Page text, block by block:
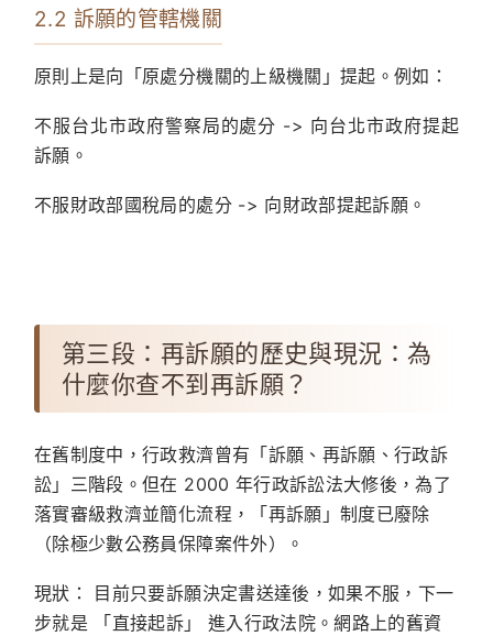
2.2 訴願的管轄機關
原則上是向「原處分機關的上級機關」提起。例如：
不服台北市政府警察局的處分 -> 向台北市政府提起
訴願。
不服財政部國稅局的處分 -> 向財政部提起訴願。
第三段：再訴願的歷史與現況：為
什麼你查不到再訴願？
在舊制度中，行政救濟曾有「訴願、再訴願、行政訴
訟」三階段。但在 2000 年行政訴訟法大修後，為了
落實審級救濟並簡化流程，
「再訴願」制度已廢除
（除極少數公務員保障案件外）。
現狀：
目前只要訴願決定書送達後，如果不服，下一
步就是
「直接起訴」
進入行政法院。網路上的舊資